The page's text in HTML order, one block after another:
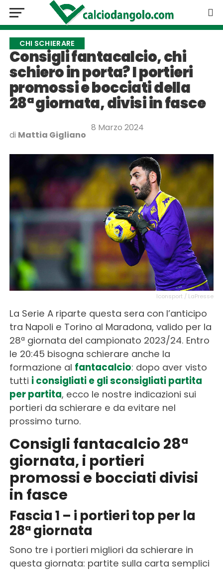
CHI SCHIERARE
Consigli fantacalcio, chi
schiero in porta? I portieri
promossi e bocciati della
28ª giornata, divisi in fasce
di Mattia Gigliano
8 Marzo 2024
Iconsport / LaPresse
La Serie A riparte questa sera con l’anticipo
tra Napoli e Torino al Maradona, valido per la
28ª giornata del campionato 2023/24. Entro
le 20:45 bisogna schierare anche la
formazione al fantacalcio: dopo aver visto
tutti i consigliati e gli sconsigliati partita
per partita, ecco le nostre indicazioni sui
portieri da schierare e da evitare nel
prossimo turno.
Consigli fantacalcio 28ª
giornata, i portieri
promossi e bocciati divisi
in fasce
Fascia 1 – i portieri top per la
28ª giornata
Sono tre i portieri migliori da schierare in
questa giornata: partite sulla carta semplici